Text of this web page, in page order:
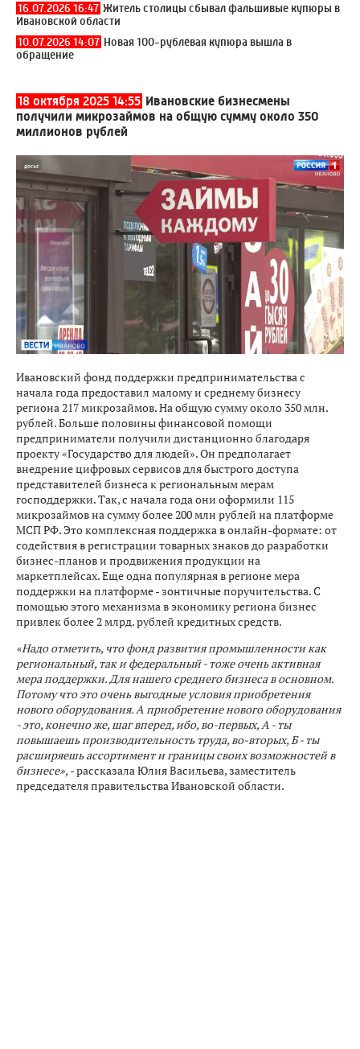
16.07.2026 16:47 Житель столицы сбывал фальшивые купюры в
Ивановской области
10.07.2026 14:07 Новая 100-рублёвая купюра вышла в
обращение
18 октября 2025 14:55 Ивановские бизнесмены
получили микрозаймов на общую сумму около 350
миллионов рублей
Ивановский фонд поддержки предпринимательства с
начала года предоставил малому и среднему бизнесу
региона 217 микрозаймов. На общую сумму около 350 млн.
рублей. Больше половины финансовой помощи
предприниматели получили дистанционно благодаря
проекту «Государство для людей». Он предполагает
внедрение цифровых сервисов для быстрого доступа
представителей бизнеса к региональным мерам
господдержки. Так, с начала года они оформили 115
микрозаймов на сумму более 200 млн рублей на платформе
МСП РФ. Это комплексная поддержка в онлайн-формате: от
содействия в регистрации товарных знаков до разработки
бизнес-планов и продвижения продукции на
маркетплейсах. Еще одна популярная в регионе мера
поддержки на платформе - зонтичные поручительства. С
помощью этого механизма в экономику региона бизнес
привлек более 2 млрд. рублей кредитных средств.
«Надо отметить, что фонд развития промышленности как
региональный, так и федеральный - тоже очень активная
мера поддержки. Для нашего среднего бизнеса в основном.
Потому что это очень выгодные условия приобретения
нового оборудования. А приобретение нового оборудования
- это, конечно же, шаг вперед, ибо, во-первых, А - ты
повышаешь производительность труда, во-вторых, Б - ты
расширяешь ассортимент и границы своих возможностей в
бизнесе», - рассказала Юлия Васильева, заместитель
председателя правительства Ивановской области.